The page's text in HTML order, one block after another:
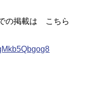
の掲載は こちら